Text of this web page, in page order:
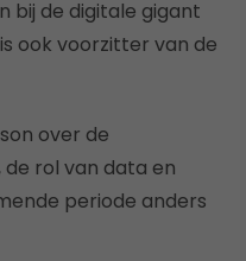
bij de digitale gigant
ook voorzitter van de
over de
rol van data en
periode anders